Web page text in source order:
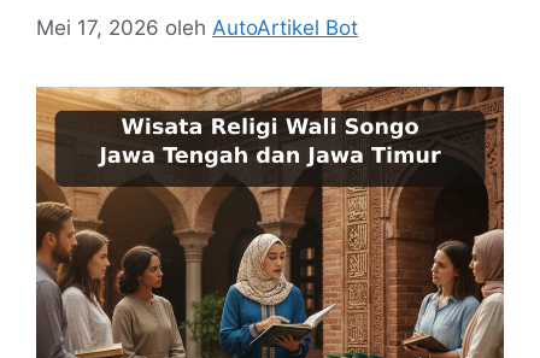
Mei 17, 2026 oleh AutoArtikel Bot